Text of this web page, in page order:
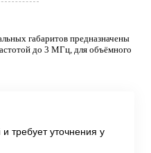
габаритов предназначены
до 3 МГц, для объёмного
требует уточнения у